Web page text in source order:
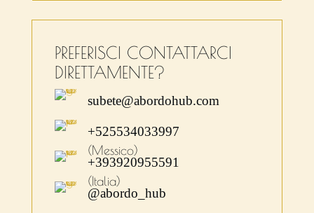
PREFERISCI CONTATTARCI
DIRETTAMENTE?
subete@abordohub.com
+525534033997
(Messico)
+393920955591
(Italia)
@abordo_hub